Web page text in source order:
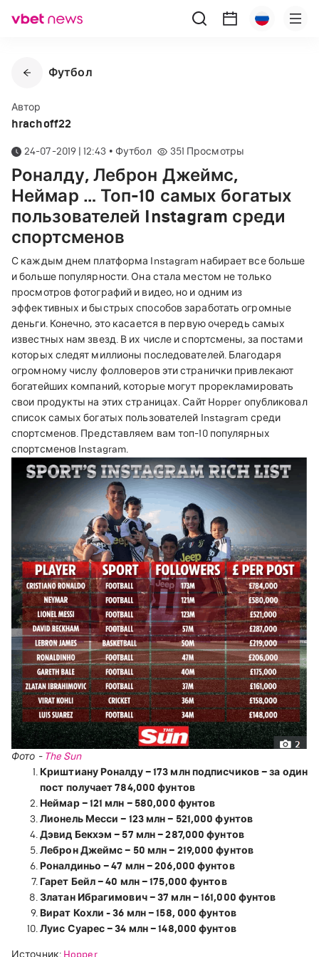
Футбол
Автор
hrachoff22
24-07-2019 | 12:43 • Футбол 351 Просмотры
Роналду, Леброн Джеймс,
Неймар … Топ-10 самых богатых
пользователей Instagram среди
спортсменов
С каждым днем платформа Instagram набирает все больше
и больше популярности. Она стала местом не только
просмотров фотографий и видео, но и одним из
эффективных и быстрых способов заработать огромные
деньги. Конечно, это касается в первую очередь самых
известных нам звезд. В их числе и спортсмены, за постами
которых следят миллионы последователей. Благодаря
огромному числу фолловеров эти странички привлекают
богатейших компаний, которые могут прорекламировать
свои продукты на этих страницах. Сайт Hopper опубликовал
список самых богатых пользователей Instagram среди
спортсменов. Представляем вам топ-10 популярных
спортсменов Instagram.
Фото - The Sun
Криштиану Роналду – 173 млн подписчиков – за один
пост получает 784,000 фунтов
Неймар – 121 млн – 580,000 фунтов
Лионель Месси – 123 млн – 521,000 фунтов
Дэвид Бекхэм – 57 млн – 287,000 фунтов
Леброн Джеймс – 50 млн – 219,000 фунтов
Роналдиньо – 47 млн – 206,000 фунтов
Гарет Бейл – 40 млн – 175,000 фунтов
Златан Ибрагимович – 37 млн – 161,000 фунтов
Вират Кохли - 36 млн – 158, 000 фунтов
Луис Суарес – 34 млн – 148,000 фунтов